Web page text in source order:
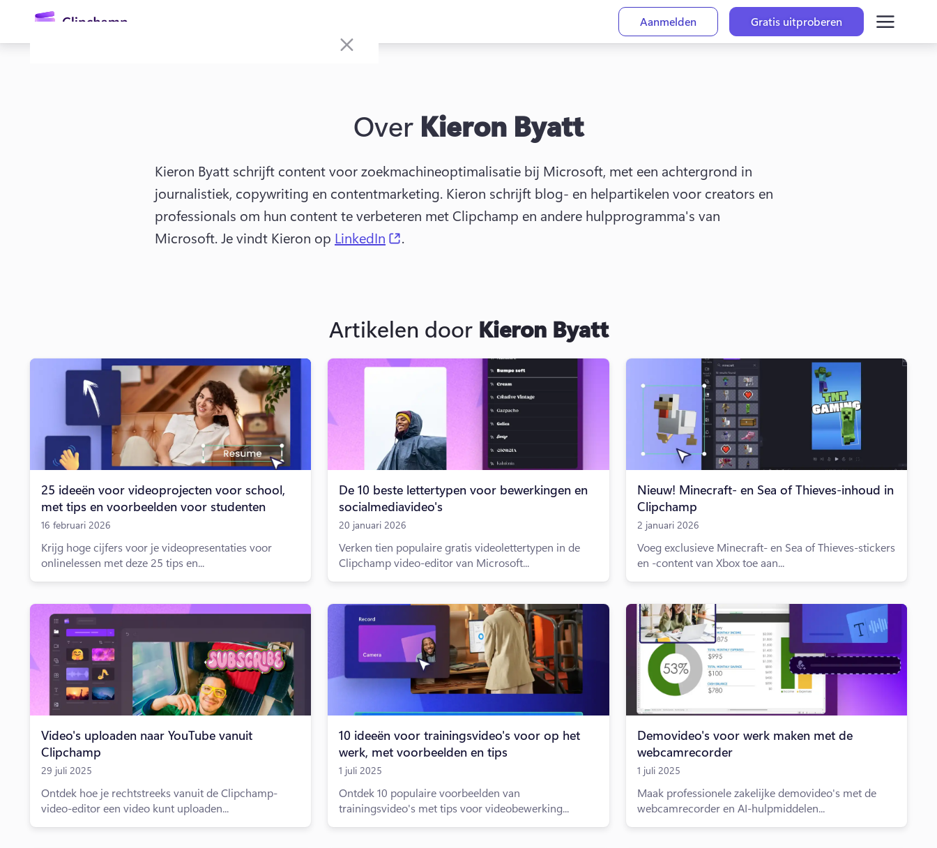
Aanmelden
Gratis uitproberen
Aanmelden
Gratis uitproberen
Over Kieron Byatt
Kieron Byatt schrijft content voor zoekmachineoptimalisatie bij Microsoft, met een achtergrond in
journalistiek, copywriting en contentmarketing. Kieron schrijft blog- en helpartikelen voor creators en
professionals om hun content te verbeteren met Clipchamp en andere hulpprogramma's van
Microsoft. Je vindt Kieron op LinkedIn (opens in a new tab)
.
Artikelen door Kieron Byatt
25 ideeën voor videoprojecten voor school,
met tips en voorbeelden voor studenten
16 februari 2026
Krijg hoge cijfers voor je videopresentaties voor
onlinelessen met deze 25 tips en...
De 10 beste lettertypen voor bewerkingen en
socialmediavideo's
20 januari 2026
Verken tien populaire gratis videolettertypen in de
Clipchamp video-editor van Microsoft...
Nieuw! Minecraft- en Sea of Thieves-inhoud in
Clipchamp
2 januari 2026
Voeg exclusieve Minecraft- en Sea of Thieves-stickers
en -content van Xbox toe aan...
Video's uploaden naar YouTube vanuit
Clipchamp
29 juli 2025
Ontdek hoe je rechtstreeks vanuit de Clipchamp-
video-editor een video kunt uploaden...
10 ideeën voor trainingsvideo's voor op het
werk, met voorbeelden en tips
1 juli 2025
Ontdek 10 populaire voorbeelden van
trainingsvideo's met tips voor videobewerking...
Demovideo's voor werk maken met de
webcamrecorder
1 juli 2025
Maak professionele zakelijke demovideo's met de
webcamrecorder en AI-hulpmiddelen...